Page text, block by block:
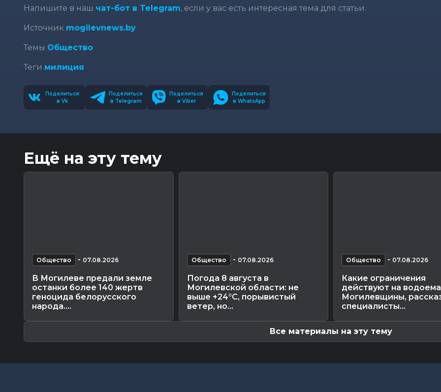
Напишите в наш чат-бот в Telegram, если у вас есть интересная тема для статьи.
Источник mogilevnews.by
Темы Общество
Теги милиция
Поделиться
в Vk
Поделиться
в Telegram
Поделиться
в Viber
Поделиться
в WhatsApp
Ещё на эту тему
Общество - 07.08.2026
В Могилеве предали земле
останки более 140 жертв
геноцида белорусского
народа....
Общество - 07.08.2026
Погода 8 августа в
Могилевской области: не
выше +24°С, порывистый
ветер, но...
Общество - 07.08.2026
Какие ограничения
действуют на
Могилевщины,
специалисты...
Все материалы на эту тему